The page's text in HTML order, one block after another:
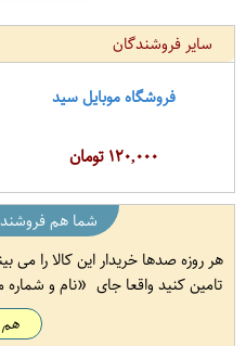
سایر فروشندگان
فروشگاه موبایل سید
۱۲۰,۰۰۰ تومان
شما هم
هر روزه صدها خریدار این کالا را می
تامین کنید واقعا جای
نام و شماره
هم